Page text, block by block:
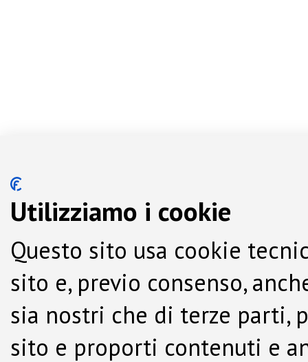
Utilizziamo i cookie
Questo sito usa cookie
sito e, previo consenso,
sia nostri che di terze parti,
sito e proporti contenuti e